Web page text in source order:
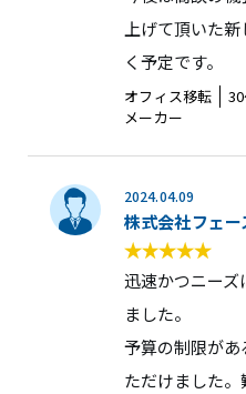
上げて頂いた
く予定です。
オフィス移転
メーカー
2024.04.09
株式会社フェ
迅速かつニー
ました。
予算の制限が
ただけました